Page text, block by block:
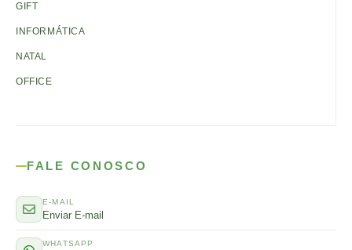
GIFT
INFORMÁTICA
NATAL
OFFICE
FALE CONOSCO
E-MAIL
Enviar E-mail
WHATSAPP